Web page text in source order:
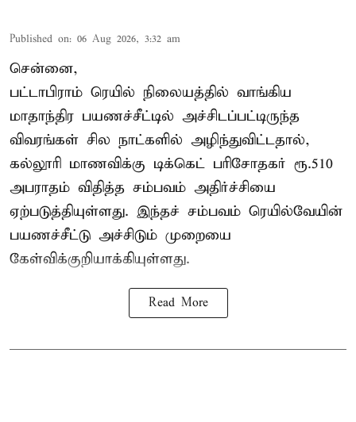
Published on: 06 Aug 2026, 3:32 am
சென்னை,
பட்டாபிராம் ரெயில் நிலையத்தில் வாங்கிய
மாதாந்திர பயணச்சீட்டில் அச்சிடப்பட்டிருந்த
விவரங்கள் சில நாட்களில் அழிந்துவிட்டதால்,
கல்லூரி மாணவிக்கு டிக்கெட் பரிசோதகர் ரூ.510
அபராதம் விதித்த சம்பவம் அதிர்ச்சியை
ஏற்படுத்தியுள்ளது. இந்தச் சம்பவம் ரெயில்வேயின்
பயணச்சீட்டு அச்சிடும் முறையை
கேள்விக்குறியாக்கியுள்ளது.
Read More